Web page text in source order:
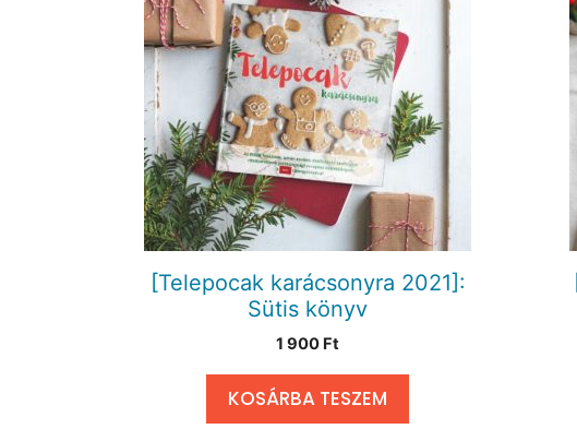
[Telepocak karácsonyra 2021]:
Sütis könyv
1 900 Ft
KOSÁRBA TESZEM